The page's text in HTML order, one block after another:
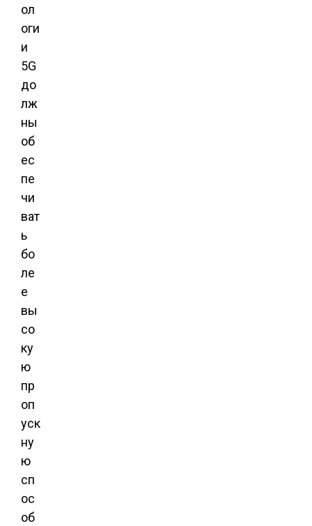
ол
оги
и
5G
до
лж
ны
об
ес
пе
чи
ват
ь
бо
ле
е
вы
со
ку
ю
пр
оп
уск
ну
ю
сп
ос
об